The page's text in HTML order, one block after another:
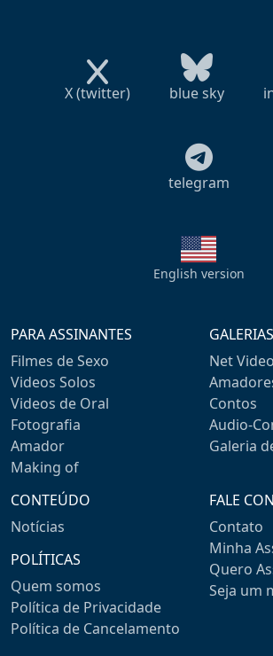
X (twitter) blue sky
telegram
English version
PARA ASSINANTES
Filmes de Sexo
Videos Solos
Videos de Oral
Fotografia
Amador
Making of
Net
Contos
Audio-
Galeria
CONTEÚDO
Notícias
POLÍTICAS
Quem somos
Política de Privacidade
Política de Cancelamento
FALE
Contato
Minha
Quero
Seja um